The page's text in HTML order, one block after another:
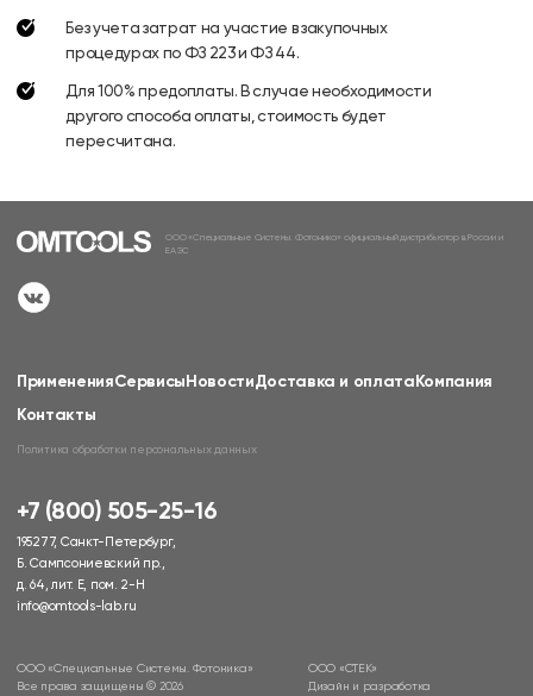
Без учета затрат на участие в закупочных
процедурах по ФЗ 223 и ФЗ 44.
Для 100% предоплаты. В случае необходимости
другого способа оплаты, стоимость будет
пересчитана.
ООО «Специальные Системы. Фотоника» официальный дистрибьютор в России и
ЕАЭС
ПримененияСервисыНовостиДоставка и оплатаКомпания
Контакты
Политика обработки персональных данных
+7 (800) 505-25-16
195277, Санкт-Петербург,
Б. Сампсониевский пр.,
д. 64, лит. Е, пом. 2-Н
info@omtools-lab.ru
ООО «Специальные Системы. Фотоника»
Все права защищены © 2026
ООО «СТЕК»
Дизайн и разработка